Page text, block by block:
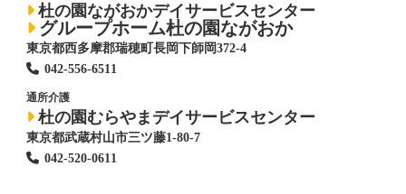
杜の園ながおかデイサービスセンター
グループホーム杜の園ながおか
東京都西多摩郡瑞穂町長岡下師岡372-4
042-556-6511
通所介護
杜の園むらやまデイサービスセンター
東京都武蔵村山市三ツ藤1-80-7
042-520-0611